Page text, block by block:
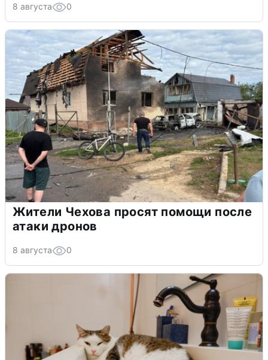
8 августа 0
Жители Чехова просят помощи после
атаки дронов
8 августа 0